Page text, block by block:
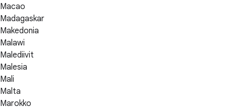
Macao
Madagaskar
Makedonia
Malawi
Malediivit
Malesia
Mali
Malta
Marokko